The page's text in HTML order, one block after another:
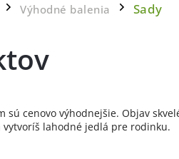
/ Výhodné balenia / Sady
sú cenovo výhodnejšie. Objav
lahodné jedlá pre rodinku.